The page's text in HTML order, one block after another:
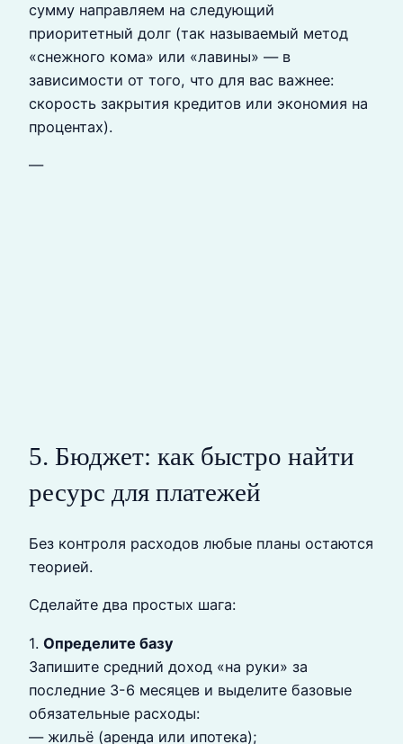
сумму направляем на следующий
приоритетный долг (так называемый метод
«снежного кома» или «лавины» — в
зависимости от того, что для вас важнее:
скорость закрытия кредитов или экономия на
процентах).
—
5. Бюджет: как быстро найти
ресурс для платежей
Без контроля расходов любые планы остаются
теорией.
Сделайте два простых шага:
1. Определите базу
Запишите средний доход «на руки» за
последние 3-6 месяцев и выделите базовые
обязательные расходы:
— жильё (аренда или ипотека);